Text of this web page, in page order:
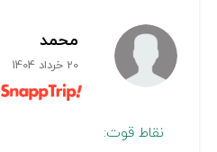
محمد
20 خرداد 1404
نقاط قوت: